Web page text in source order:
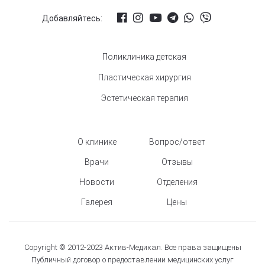
Добавляйтесь:
Поликлиника детская
Пластическая хирургия
Эстетическая терапия
О клинике
Врачи
Новости
Галерея
Вопрос/ответ
Отзывы
Отделения
Цены
Copyright © 2012-2023 Актив-Медикал. Все права защищены
Публичный договор о предоставлении медицинских услуг